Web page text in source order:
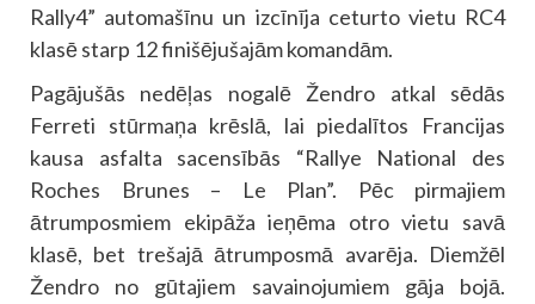
Rally4” automašīnu un izcīnīja ceturto vietu RC4
klasē starp 12 finišējušajām komandām.
Pagājušās nedēļas nogalē Žendro atkal sēdās
Ferreti stūrmaņa krēslā, lai piedalītos Francijas
kausa asfalta sacensībās “Rallye National des
Roches Brunes – Le Plan”. Pēc pirmajiem
ātrumposmiem ekipāža ieņēma otro vietu savā
klasē, bet trešajā ātrumposmā avarēja. Diemžēl
Žendro no gūtajiem savainojumiem gāja bojā.